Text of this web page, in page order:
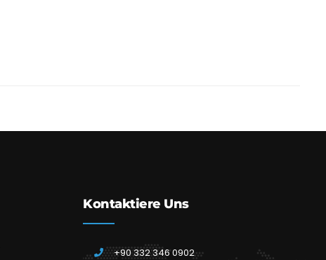
Kontaktiere Uns
+90 332 346 0902